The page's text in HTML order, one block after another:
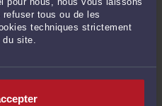
tous ou de les
techniques strictement
site.
<